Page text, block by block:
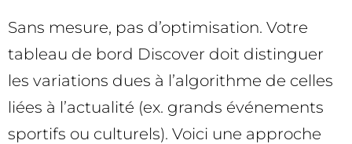
Sans mesure, pas d’optimisation. Votre
tableau de bord Discover doit distinguer
les variations dues à l’algorithme de celles
liées à l’actualité (ex. grands événements
sportifs ou culturels). Voici une approche